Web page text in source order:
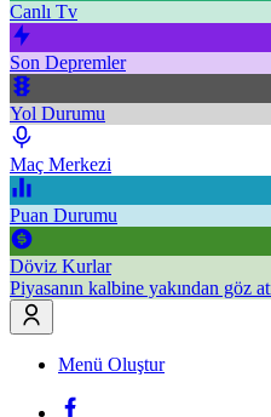
Canlı Tv
Son Depremler
Yol Durumu
Maç Merkezi
Puan Durumu
Döviz Kurlar
Piyasanın kalbine yakından göz
Menü Oluştur